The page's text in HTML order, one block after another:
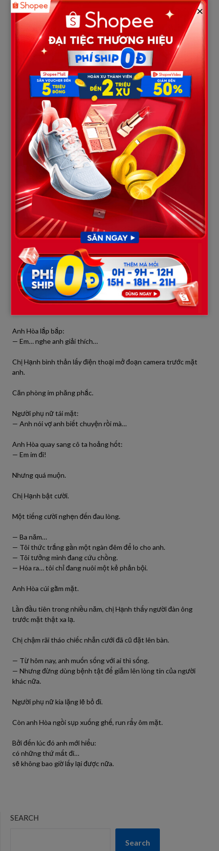
Mỗi khung hình hiện lên như một nhát dao cứa vào tim chị.
Anh Hòa — người đàn ông mà chị từng nghĩ không đủ sức tự
bước xuống giường — lại đi rất nhanh, còn ghé tiệm vàng mua
một chiếc lắc tay nữ.
Người nhận… chính là cô gái hôm qua.
Chị ngồi chết lặng.
Suốt ba năm trời, chị bán dần nữ trang cưới để chạy thuốc cho
chồng. Có hôm sốt đến run người vẫn cặm cụi may đồ tới sáng vì
sợ thiếu tiền viện phí.
Còn anh…
lại dùng chính sự thương hại của chị để nuôi một cuộc sống
Tối hôm đó, chị không khóc.
Chị nấu một bữa cơm thật ngon, bày đúng những món anh Hòa
thích nhất rồi ngồi chờ.
Gần 9 giờ tối, cửa mở.
Anh Hòa bước vào, phía sau còn có người phụ nữ kia.
Vừa thấy chị Hạnh ngồi đó, cả hai khựng lại.
Anh Hòa lắp bắp:
— Em… nghe anh giải thích…
Chị Hạnh bình thản lấy điện thoại mở đoạn camera trước mặt
anh.
Căn phòng im phăng phắc.
Người phụ nữ tái mặt:
— Anh nói vợ anh biết chuyện rồi mà…
Anh Hòa quay sang cô ta hoảng hốt:
— Em im đi!
Nhưng quá muộn.
Chị Hạnh bật cười.
Một tiếng cười nghẹn đến đau lòng.
— Ba năm…
— Tôi thức trắng gần một ngàn đêm để lo cho anh.
— Tôi tưởng mình đang cứu chồng.
— Hóa ra… tôi chỉ đang nuôi một kẻ phản bội.
Anh Hòa cúi gằm mặt.
Lần đầu tiên trong nhiều năm, chị Hạnh thấy người đàn ông
trước mặt thật xa lạ.
Chị chậm rãi tháo chiếc nhẫn cưới đã cũ đặt lên bàn.
— Từ hôm nay, anh muốn sống với ai thì sống.
— Nhưng đừng dùng bệnh tật để giẫm lên lòng tin của người
khác nữa.
Người phụ nữ kia lặng lẽ bỏ đi.
Còn anh Hòa ngồi sụp xuống ghế, run rẩy ôm mặt.
Bởi đến lúc đó anh mới hiểu:
có những thứ mất đi…
sẽ không bao giờ lấy lại được nữa.
SEARCH
Search
×